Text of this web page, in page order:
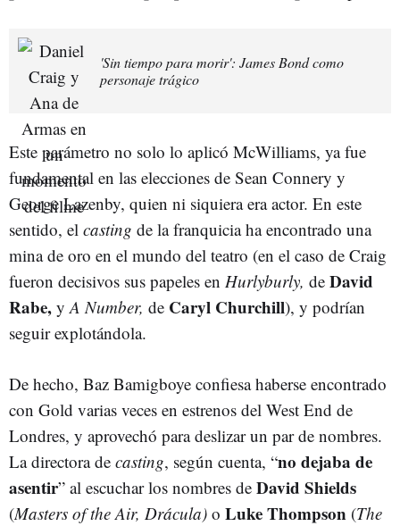
'Sin tiempo para morir': James Bond como
personaje trágico
Este parámetro no solo lo aplicó McWilliams, ya fue
fundamental en las elecciones de Sean Connery y
George Lazenby, quien ni siquiera era actor. En este
sentido, el casting de la franquicia ha encontrado una
mina de oro en el mundo del teatro (en el caso de Craig
fueron decisivos sus papeles en Hurlyburly, de David
Rabe, y A Number, de Caryl Churchill), y podrían
seguir explotándola.
De hecho, Baz Bamigboye confiesa haberse encontrado
con Gold varias veces en estrenos del West End de
Londres, y aprovechó para deslizar un par de nombres.
La directora de casting, según cuenta, “no dejaba de
asentir” al escuchar los nombres de David Shields
(Masters of the Air, Drácula) o Luke Thompson (The